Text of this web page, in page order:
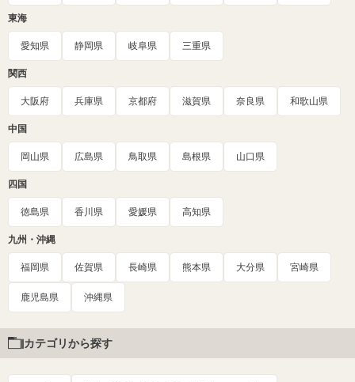
東海
愛知県 静岡県 岐阜県 三重県
関西
大阪府 兵庫県 京都府 滋賀県 奈良県 和歌山県
中国
岡山県 広島県 鳥取県 島根県 山口県
四国
徳島県 香川県 愛媛県 高知県
九州・沖縄
福岡県 佐賀県 長崎県 熊本県 大分県 宮崎県
鹿児島県 沖縄県
カテゴリから探す